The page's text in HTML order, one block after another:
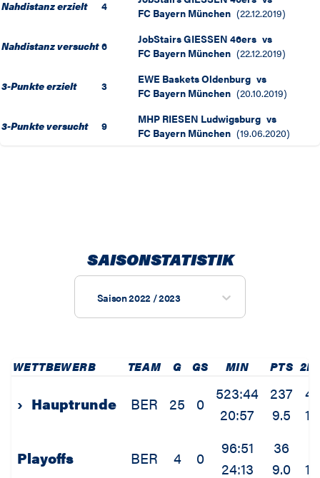
Nahdistanz erzielt 4
FC Bayern München (22.12.2019)
Nahdistanz versucht 6 JobStairs GIESSEN 46ers vs
FC Bayern München (22.12.2019)
3-Punkte erzielt 3 EWE Baskets Oldenburg vs
FC Bayern München (20.10.2019)
3-Punkte versucht 9 MHP RIESEN Ludwigsburg vs
FC Bayern München (19.06.2020)
SAISONSTATISTIK
Saison 2022 / 2023
WETTBEWERB TEAM G GS MIN PTS
› Hauptrunde BER 25 0
523:44
20:57
237
9.5
43
1.7
Playoffs BER 4 0
96:51
24:13
36
9.0
1.8